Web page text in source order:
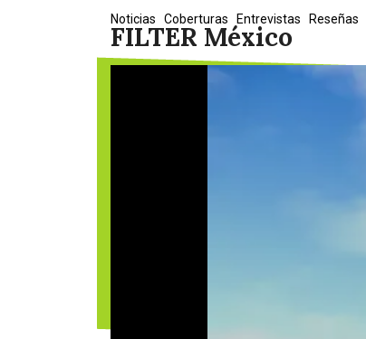
FILTER México
Noticias Coberturas Entrevistas Reseñas